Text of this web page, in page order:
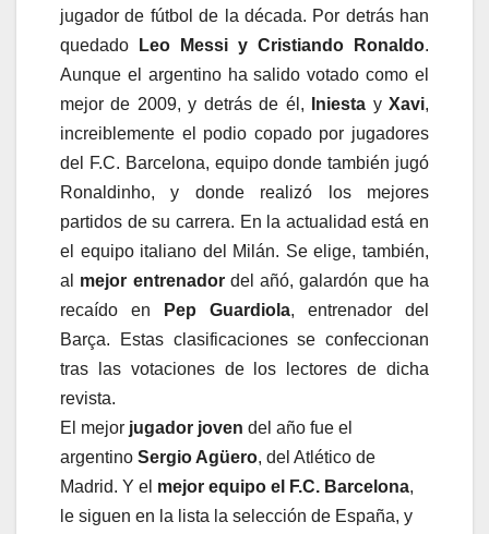
jugador de fútbol de la década. Por detrás han
quedado
Leo Messi y Cristiando Ronaldo.
Aunque el argentino ha salido votado como el
mejor de 2009, y detrás de él,
Iniesta yXavi,
increiblemente el podio copado por jugadores
del F.C. Barcelona, equipo donde también jugó
Ronaldinho, y donde realizó los mejores
partidos de su carrera. En la actualidad está en
el equipo italiano del Milán. Se elige, también,
al mejor entrenadordel añó, galardón que ha
recaído en
Pep Guardiola, entrenador del
Barça. Estas clasificaciones se confeccionan
tras las votaciones de los lectores de dicha
revista.
El mejor jugador joven del año fue el
argentino Sergio Agüero, del Atlético de
Madrid. Y el mejor equipo el F.C. Barcelona,
le siguen en la lista la selección de España, y